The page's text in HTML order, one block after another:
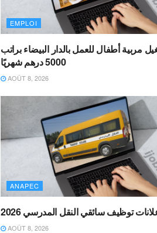
EMPLOI
مربية أطفال للعمل بالدار البيضاء براتب
5000 درهم شهريًا
AOÛT 8, 2026
ANAPEC
توظيف سائقي النقل المدرسي 2026
AOÛT 8, 2026